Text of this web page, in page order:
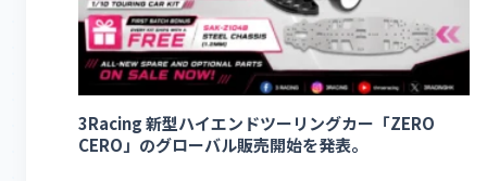
3Racing 新型ハイエンドツーリングカー「ZERO
CERO」のグローバル販売開始を発表。